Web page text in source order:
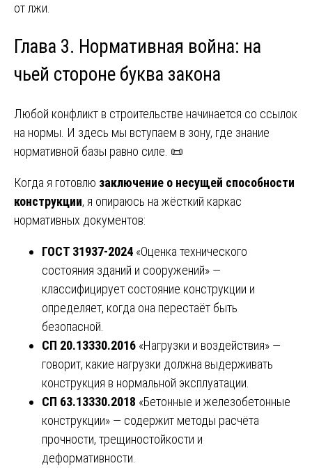
от лжи.
Глава 3. Нормативная война: на
чьей стороне буква закона
Любой конфликт в строительстве начинается со ссылок
на нормы. И здесь мы вступаем в зону, где знание
нормативной базы равно силе. 📜
Когда я готовлю заключение о несущей способности
конструкции, я опираюсь на жёсткий каркас
нормативных документов:
ГОСТ 31937-2024 «Оценка технического
состояния зданий и сооружений» —
классифицирует состояние конструкции и
определяет, когда она перестаёт быть
безопасной.
СП 20.13330.2016 «Нагрузки и воздействия» —
говорит, какие нагрузки должна выдерживать
конструкция в нормальной эксплуатации.
СП 63.13330.2018 «Бетонные и железобетонные
конструкции» — содержит методы расчёта
прочности, трещиностойкости и
деформативности.